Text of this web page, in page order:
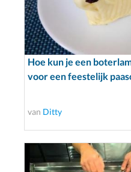
Hoe kun je een
voor een feestelijk
van Ditty